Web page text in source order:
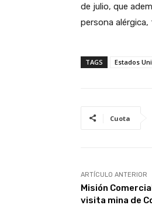
de julio, que
persona
TAGS Estados
Cuota
ARTÍCULO ANTERIOR
Misión
visita mina de